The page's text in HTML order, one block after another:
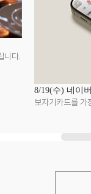
니다.
8/19(수) 네이
보자기카드를 가